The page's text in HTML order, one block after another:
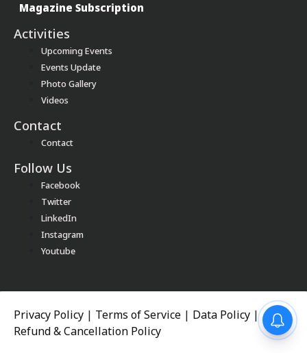
Magazine Subscription
Activities
Upcoming Events
Events Update
Photo Gallery
Videos
Contact
Contact
Follow Us
Facebook
Twitter
LinkedIn
Instagram
Youtube
Privacy Policy Terms of Service Data Policy |
Refund & Cancellation Policy